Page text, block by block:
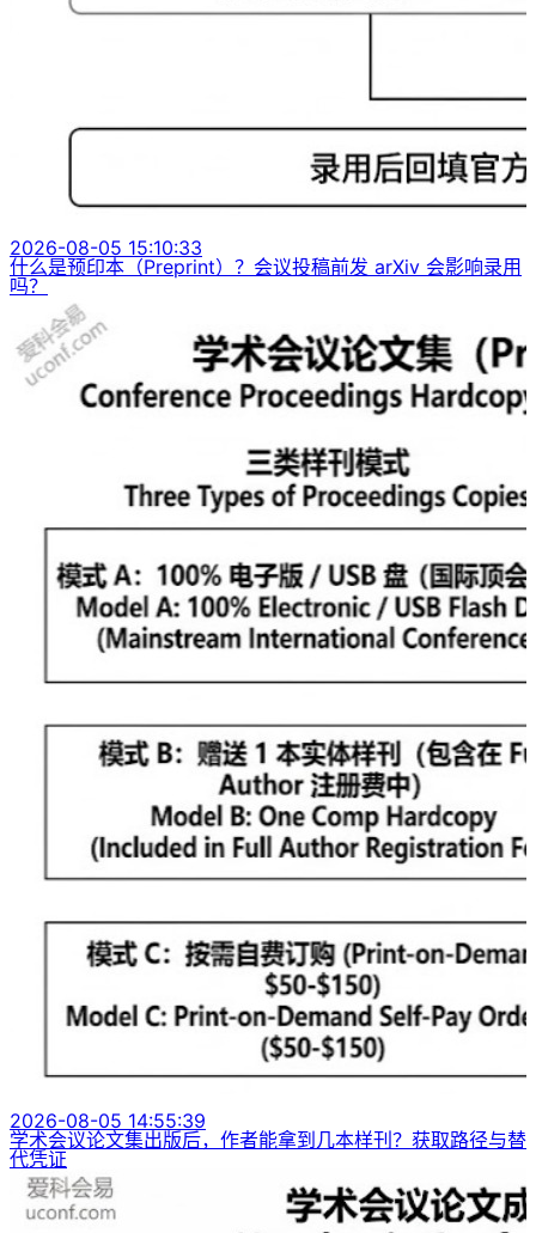
2026-08-05 15:10:33
什么是预印本（Preprint）？会议投稿前发 arXiv 会影响录用
吗？
2026-08-05 14:55:39
学术会议论文集出版后，作者能拿到几本样刊？获取路径与替
代凭证